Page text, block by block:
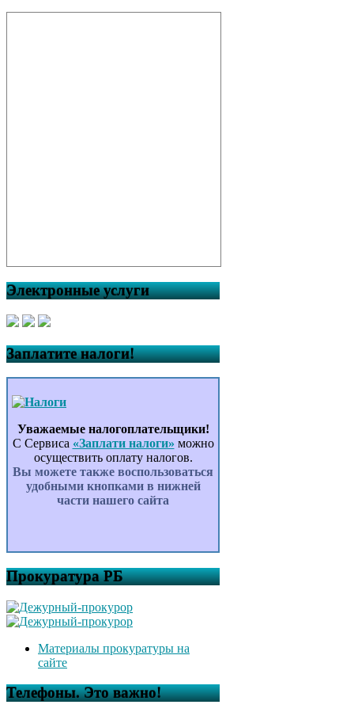
Электронные услуги
Заплатите налоги!
Уважаемые налогоплательщики!
С Сервиса «Заплати налоги» можно
осуществить оплату налогов.
Вы можете также воспользоваться
удобными кнопками в нижней
части нашего сайта
Прокуратура РБ
Материалы прокуратуры на
сайте
Телефоны. Это важно!